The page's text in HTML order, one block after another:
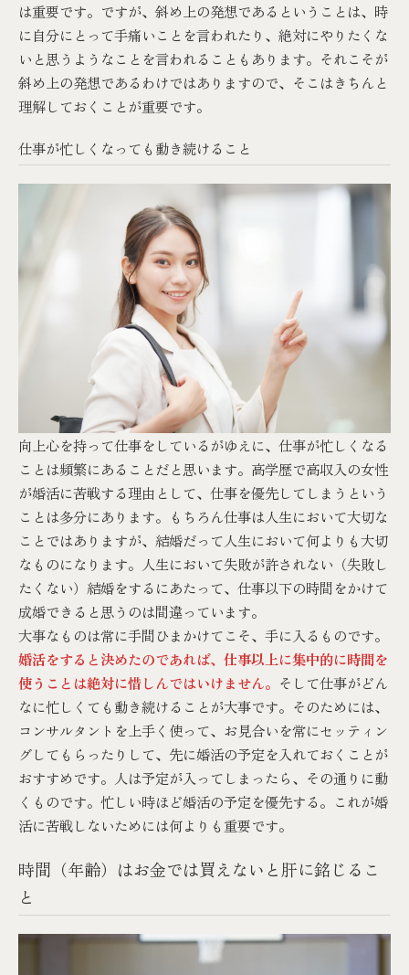
は重要です。ですが、斜め上の発想であるということは、時
に自分にとって手痛いことを言われたり、絶対にやりたくな
いと思うようなことを言われることもあります。それこそが
斜め上の発想であるわけではありますので、そこはきちんと
理解しておくことが重要です。
仕事が忙しくなっても動き続けること
向上心を持って仕事をしているがゆえに、仕事が忙しくなる
ことは頻繁にあることだと思います。高学歴で高収入の女性
が婚活に苦戦する理由として、仕事を優先してしまうという
ことは多分にあります。もちろん仕事は人生において大切な
ことではありますが、結婚だって人生において何よりも大切
なものになります。人生において失敗が許されない（失敗し
たくない）結婚をするにあたって、仕事以下の時間をかけて
成婚できると思うのは間違っています。
大事なものは常に手間ひまかけてこそ、手に入るものです。
婚活をすると決めたのであれば、仕事以上に集中的に時間を
使うことは絶対に惜しんではいけません。 そして仕事がどん
なに忙しくても動き続けることが大事です。そのためには、
コンサルタントを上手く使って、お見合いを常にセッティン
グしてもらったりして、先に婚活の予定を入れておくことが
おすすめです。人は予定が入ってしまったら、その通りに動
くものです。忙しい時ほど婚活の予定を優先する。これが婚
活に苦戦しないためには何よりも重要です。
時間（年齢）はお金では買えないと肝に銘じるこ
と